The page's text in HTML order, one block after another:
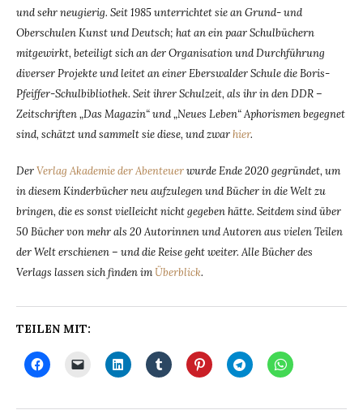
und sehr neugierig. Seit 1985 unterrichtet sie an Grund- und
Oberschulen Kunst und Deutsch; hat an ein paar Schulbüchern
mitgewirkt, beteiligt sich an der Organisation und Durchführung
diverser Projekte und leitet an einer Eberswalder Schule die Boris-
Pfeiffer-Schulbibliothek. Seit ihrer Schulzeit, als ihr in den DDR –
Zeitschriften „Das Magazin“ und „Neues Leben“ Aphorismen begegnet
sind, schätzt und sammelt sie diese, und zwarhier.
DerVerlag Akademie der Abenteuerwurde Ende 2020 gegründet, um
in diesem Kinderbücher neu aufzulegen und Bücher in die Welt zu
bringen, die es sonst vielleicht nicht gegeben hätte. Seitdem sind über
50 Bücher von mehr als 20 Autorinnen und Autoren aus vielen Teilen
der Welt erschienen – und die Reise geht weiter. Alle Bücher des
Verlags lassen sich finden imÜberblick.
TEILEN MIT: